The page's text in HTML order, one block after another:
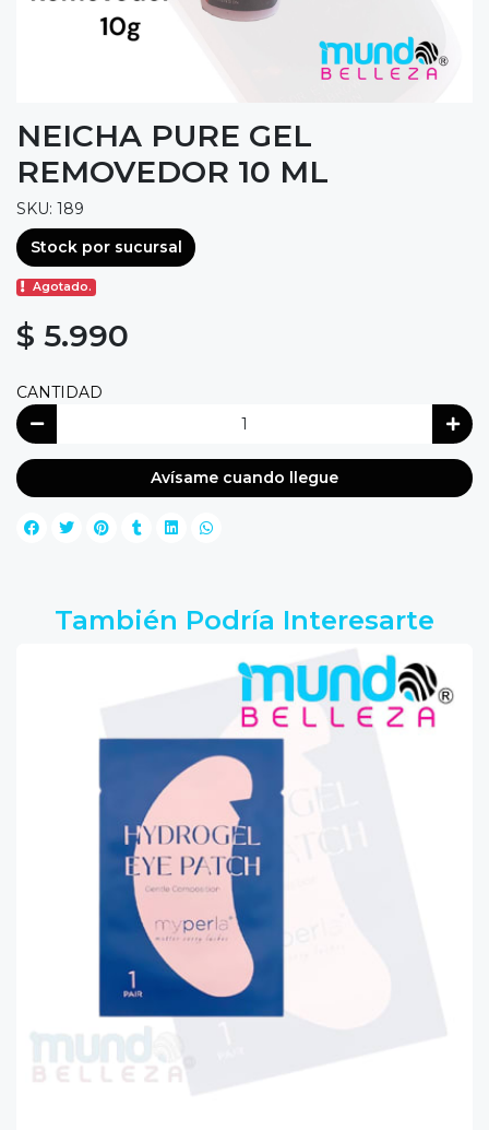
NEICHA PURE GEL
REMOVEDOR 10 ML
SKU: 189
Stock por sucursal
Agotado.
$ 5.990
CANTIDAD
Avísame cuando llegue
También Podría Interesarte